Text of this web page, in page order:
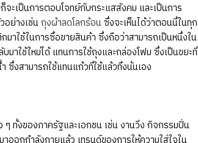
ะเป็นการตอบโจทย์กับกระแสสังคม และเป็นการ
ย่างเช่นถุงผ้าลดโลกร้อนซึ่งจะเห็นได้ว่าตอนนี้ในทุก
ใช้ในการซื้อขายสินค้า ซึ่งถือว่าสามารถเป็นหนึ่งใน
าใช้ใหม่ได้ แทนการใช้ถุงและกล่องโฟม ซึ่งเป็นขยะที่
ซึ่งสามารถใช้แทนแก้วที่ใช้แล้วทิ้งนั่นเอง
ทั้งของภาครัฐและเอกชน เช่น งานวิ่ง กิจกรรมปั่น